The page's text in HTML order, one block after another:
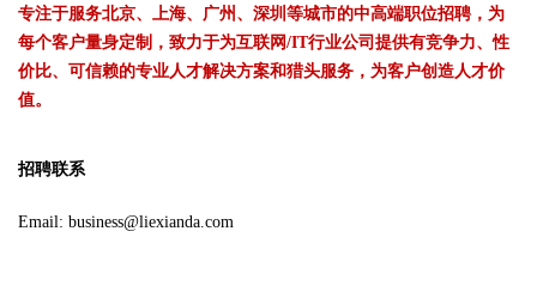
专注于服务北京、上海、广州、深圳等城市的中高端职位招聘，为
每个客户量身定制，致力于为互联网/IT行业公司提供有竞争力、性
价比、可信赖的专业人才解决方案和猎头服务，为客户创造人才价
值。
招聘联系
Email: business@liexianda.com